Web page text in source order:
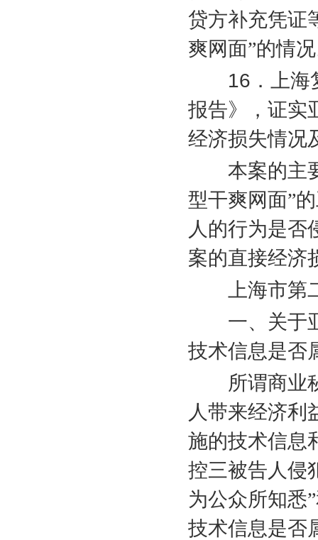
贷方补充凭证
爽网面”的情
16 ．上
报告》，证实
经济损失情况
本案的主
型干爽网面”
人的行为是否
案的直接经济
上海市第二
一、关于亚
技术信息是否
所谓商业秘
人带来经济利
施的技术信息
控三被告人侵
为公众所知悉
技术信息是否